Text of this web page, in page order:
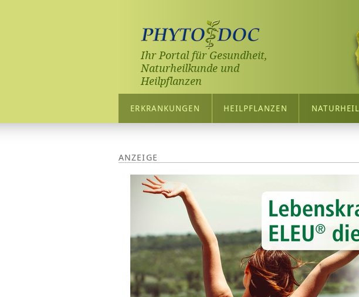
Ihr Portal für Gesundheit,
Naturheilkunde und
Heilpflanzen
ERKRANKUNGEN HEILPFLANZEN